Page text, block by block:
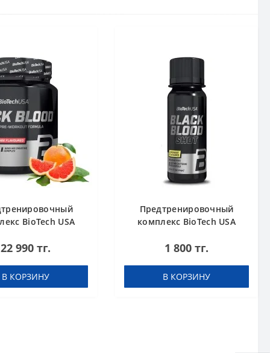
BioTech USA
orange 340 g
22 990 тг.
В КОРЗИНУ
Предтренировочный
комплекс BioTech USA
Lemonade 60 ml шот
1 800 тг.
В КОРЗИНУ